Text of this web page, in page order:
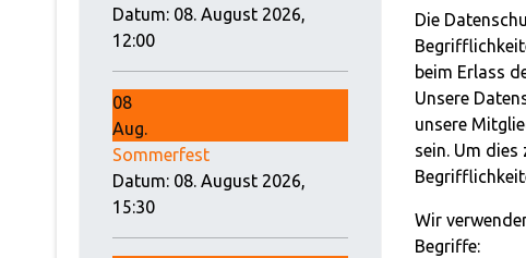
Datum: 08. August 2026,
12:00
08
Aug.
Sommerfest
Datum: 08. August 2026,
15:30
Die
beim Erlass
Unsere
unsere
sein. Um
Wir
Begriffe: